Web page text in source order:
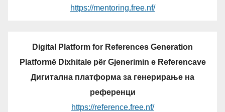
https://mentoring.free.nf/
Digital Platform for References Generation
Platformë Dixhitale për Gjenerimin e Referencave
Дигитална платформа за генерирање на
референци
https://reference.free.nf/